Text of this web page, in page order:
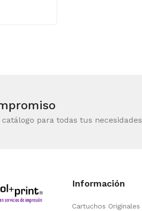
para todas tus necesidades
Información
Cartuchos Originales